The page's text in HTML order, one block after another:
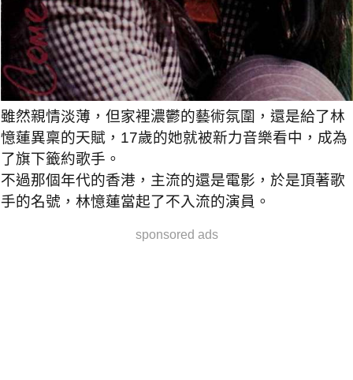
雖然親情淡薄，但家裡濃鬱的藝術氛圍，還是給了林
憶蓮異稟的天賦，17歲的她就被新力音樂看中，成為
了旗下籤約歌手。
不過那個年代的香港，主流的還是電影，於是頂著歌
手的名號，林憶蓮當起了不入流的演員。
sponsored ads